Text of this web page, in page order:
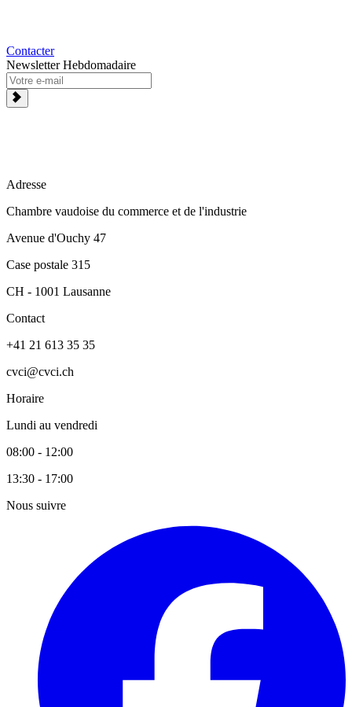
Contacter
Newsletter Hebdomadaire
Adresse
Chambre vaudoise du commerce et de l'industrie
Avenue d'Ouchy 47
Case postale 315
CH - 1001 Lausanne
Contact
+41 21 613 35 35
cvci@cvci.ch
Horaire
Lundi au vendredi
08:00 - 12:00
13:30 - 17:00
Nous suivre